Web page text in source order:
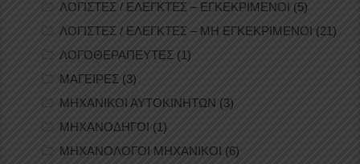
ΛΟΓΙΣΤΕΣ / ΕΛΕΓΚΤΕΣ – ΕΓΚΕΚΡΙΜΕΝΟΙ (5)
ΛΟΓΙΣΤΕΣ / ΕΛΕΓΚΤΕΣ – ΜΗ ΕΓΚΕΚΡΙΜΕΝΟΙ (21)
ΛΟΓΟΘΕΡΑΠΕΥΤΕΣ (1)
ΜΑΓΕΙΡΕΣ (3)
ΜΗΧΑΝΙΚΟΙ ΑΥΤΟΚΙΝΗΤΩΝ (3)
ΜΗΧΑΝΟΔΗΓΟΙ (1)
ΜΗΧΑΝΟΛΟΓΟΙ ΜΗΧΑΝΙΚΟΙ (6)